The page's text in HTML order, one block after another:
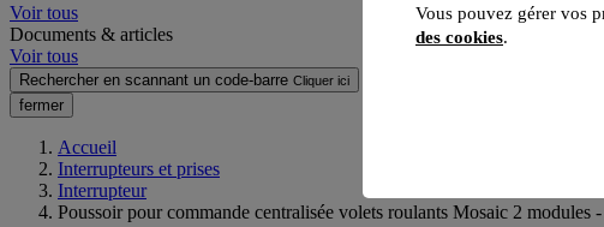
Voir tous
Documents & articles
Voir tous
Rechercher en scannant un code-barre Cliquer ici
fermer
Accueil
Interrupteurs et prises
Interrupteur
Poussoir pour commande centralisée volets roulants Mosaic 2 modules
Vous pouvez gérer vos
des cookies.